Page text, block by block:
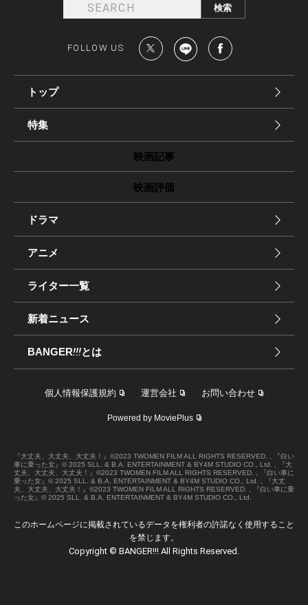
FOLLOW US
トップ
特集
映画記事
映画評価
ドラマ
アニメ
ライター一覧
新着ニュース
BANGER!!!とは
個人情報保護規約 運営会社 お問い合わせ
Powered by MoviePlus
『大丈夫、大丈夫、大丈夫！』©︎2023 TWOMEN FILM ALL RIGHTS RESERVED. , 『白い
車に乗った女』© 2025 SLL. & B.A. ENTERTAINMENT & BY4M STUDIO CO., Ltd. , 『大
丈夫、大丈夫、大丈夫！』©︎2023 TWOMEN FILM ALL RIGHTS RESERVED. , 『白い車に
乗った女』© 2025 SLL. & B.A. ENTERTAINMENT & BY4M STUDIO CO., Ltd. , 『大丈
夫、大丈夫、大丈夫！』©︎2023 TWOMEN FILM ALL RIGHTS RESERVED. , 『白い車に乗
った女』© 2025 SLL. & B.A. ENTERTAINMENT & BY4M STUDIO CO., Ltd.
このホームページに掲載されているデータを権利者の許諾なく使用すること
を禁じます。
Copyright © BANGER!!! All Rights Reserved.